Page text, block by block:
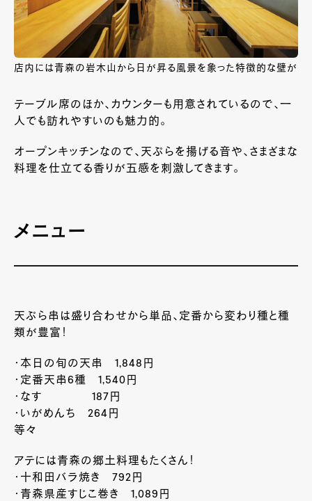
店内には青森の岩木山から日が昇る風景を象った特徴的な壁が
テーブル席のほか、カウンターも用意されているので、一
人でも訪れやすいのも魅力的。
オープンキッチンなので、天ぷらを揚げる音や、さまざまな
料理を仕立てる香りが五感を刺激してきます。
メニュー
天ぷら串は盛り合わせから単品、定番から変わり種と種
類が豊富！
・本日の旬の天串 1,848円
・定番天串6種 1,540円
・なす 187円
・いがめんち 264円
等々
アテには青森の郷土料理もたくさん！
・十和田バラ焼き 792円
・青森県産すじこ巻き 1,089円